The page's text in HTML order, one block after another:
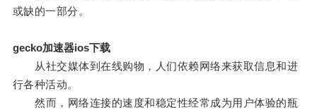
或缺的一部分。
gecko加速器ios下载
从社交媒体到在线购物，人们依赖网络来获取信息和进
行各种活动。
然而，网络连接的速度和稳定性经常成为用户体验的瓶